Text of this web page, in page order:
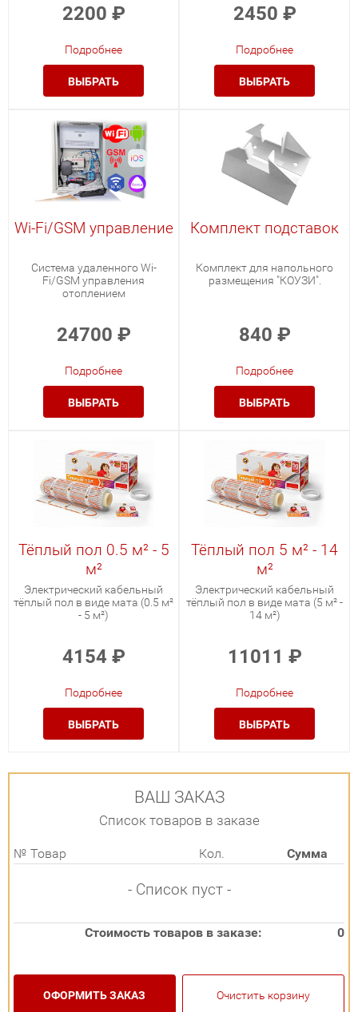
2200 ₽
Подробнее
ВЫБРАТЬ
2450 ₽
Подробнее
ВЫБРАТЬ
Wi-Fi/GSM управление
Система удаленного Wi-
Fi/GSM управления
отоплением
24700 ₽
Подробнее
ВЫБРАТЬ
Комплект подставок
Комплект для напольного
размещения "КОУЗИ".
840 ₽
Подробнее
ВЫБРАТЬ
Тёплый пол 0.5 м² - 5
м²
Электрический кабельный
тёплый пол в виде мата (0.5 м²
- 5 м²)
4154 ₽
Подробнее
ВЫБРАТЬ
Тёплый пол 5 м² - 14
м²
Электрический кабельный
тёплый пол в виде мата (5 м² -
14 м²)
11011 ₽
Подробнее
ВЫБРАТЬ
ВАШ ЗАКАЗ
Список товаров в заказе
№ Товар Кол. Сумма
- Список пуст -
Стоимость товаров в заказе: 0
ОФОРМИТЬ ЗАКАЗ Очистить корзину